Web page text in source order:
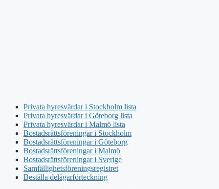
Privata hyresvärdar i Stockholm lista
Privata hyresvärdar i Göteborg lista
Privata hyresvärdar i Malmö lista
Bostadsrättsföreningar i Stockholm
Bostadsrättsföreningar i Göteborg
Bostadsrättsföreningar i Malmö
Bostadsrättsföreningar i Sverige
Samfällighetsföreningsregistret
Beställa delägarförteckning